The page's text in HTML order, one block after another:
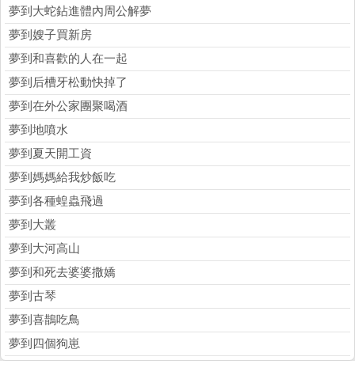
夢到大蛇鉆進體內周公解夢
夢到嫂子買新房
夢到和喜歡的人在一起
夢到后槽牙松動快掉了
夢到在外公家團聚喝酒
夢到地噴水
夢到夏天開工資
夢到媽媽給我炒飯吃
夢到各種蝗蟲飛過
夢到大叢
夢到大河高山
夢到和死去婆婆撒嬌
夢到古琴
夢到喜鵲吃鳥
夢到四個狗崽